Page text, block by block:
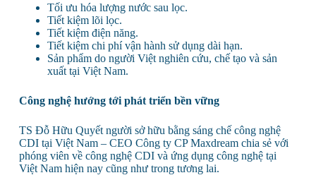
Tối ưu hóa lượng nước sau lọc.
Tiết kiệm lõi lọc.
Tiết kiệm điện năng.
Tiết kiệm chi phí vận hành sử dụng dài hạn.
Sản phẩm do người Việt nghiên cứu, chế tạo và sản
xuất tại Việt Nam.
Công nghệ hướng tới phát triển bền vững
TS Đỗ Hữu Quyết người sở hữu bằng sáng chế công nghệ
CDI tại Việt Nam – CEO Công ty CP Maxdream chia sẻ với
phóng viên về công nghệ CDI và ứng dụng công nghệ tại
Việt Nam hiện nay cũng như trong tương lai.